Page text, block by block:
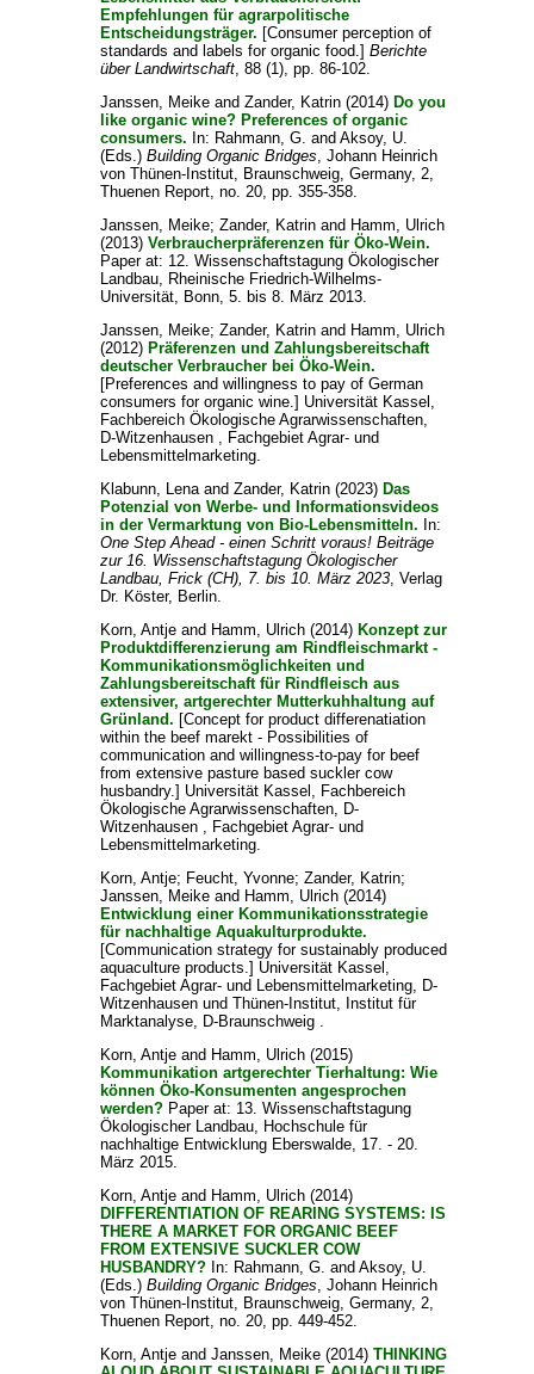
Empfehlungen für agrarpolitische
Entscheidungsträger. [Consumer perception of
standards and labels for organic food.] Berichte
über Landwirtschaft, 88 (1), pp. 86-102.
Janssen, Meikeand Zander, Katrin(2014) Do you
like organic wine? Preferences of organic
consumers. In: Rahmann, G. and Aksoy, U.
(Eds.) Building Organic Bridges, Johann Heinrich
von Thünen-Institut, Braunschweig, Germany, 2,
Thuenen Report, no. 20, pp. 355-358.
Janssen, Meike; Zander, Katrinand Hamm, Ulrich
(2013) Verbraucherpräferenzen für Öko-Wein.
Paper at: 12. Wissenschaftstagung Ökologischer
Landbau, Rheinische Friedrich-Wilhelms-
Universität, Bonn, 5. bis 8. März 2013.
Janssen, Meike; Zander, Katrinand Hamm, Ulrich
(2012) Präferenzen und Zahlungsbereitschaft
deutscher Verbraucher bei Öko-Wein.
[Preferences and willingness to pay of German
consumers for organic wine.] Universität Kassel,
Fachbereich Ökologische Agrarwissenschaften,
D-Witzenhausen , Fachgebiet Agrar- und
Lebensmittelmarketing.
Klabunn, Lenaand Zander, Katrin(2023) Das
Potenzial von Werbe- und Informationsvideos
in der Vermarktung von Bio-Lebensmitteln. In:
One Step Ahead - einen Schritt voraus! Beiträge
zur 16. Wissenschaftstagung Ökologischer
Landbau, Frick (CH), 7. bis 10. März 2023, Verlag
Dr. Köster, Berlin.
Korn, Antjeand Hamm, Ulrich(2014) Konzept zur
Produktdifferenzierung am Rindfleischmarkt -
Kommunikationsmöglichkeiten und
Zahlungsbereitschaft für Rindfleisch aus
extensiver, artgerechter Mutterkuhhaltung auf
Grünland. [Concept for product differenatiation
within the beef marekt - Possibilities of
communication and willingness-to-pay for beef
from extensive pasture based suckler cow
husbandry.] Universität Kassel, Fachbereich
Ökologische Agrarwissenschaften, D-
Witzenhausen , Fachgebiet Agrar- und
Lebensmittelmarketing.
Korn, Antje; Feucht, Yvonne; Zander, Katrin;
Janssen, Meikeand Hamm, Ulrich(2014)
Entwicklung einer Kommunikationsstrategie
für nachhaltige Aquakulturprodukte.
[Communication strategy for sustainably produced
aquaculture products.] Universität Kassel,
Fachgebiet Agrar- und Lebensmittelmarketing, D-
Witzenhausen und Thünen-Institut, Institut für
Marktanalyse, D-Braunschweig .
Korn, Antjeand Hamm, Ulrich(2015)
Kommunikation artgerechter Tierhaltung: Wie
können Öko-Konsumenten angesprochen
werden?Paper at: 13. Wissenschaftstagung
Ökologischer Landbau, Hochschule für
nachhaltige Entwicklung Eberswalde, 17. - 20.
März 2015.
Korn, Antjeand Hamm, Ulrich(2014)
DIFFERENTIATION OF REARING SYSTEMS: IS
THERE A MARKET FOR ORGANIC BEEF
FROM EXTENSIVE SUCKLER COW
HUSBANDRY?In: Rahmann, G. and Aksoy, U.
(Eds.) Building Organic Bridges, Johann Heinrich
von Thünen-Institut, Braunschweig, Germany, 2,
Thuenen Report, no. 20, pp. 449-452.
Korn, Antjeand Janssen, Meike(2014) THINKING